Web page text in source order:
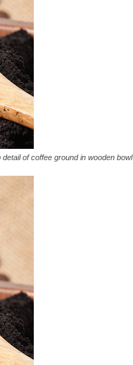
detail of coffee ground in wooden bowl